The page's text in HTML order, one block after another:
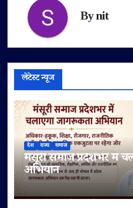
Bynit
लेटेस्ट न्यूज
देश राज्य समाज
मंसूरी समाज प्रदेशभर में
अभियान